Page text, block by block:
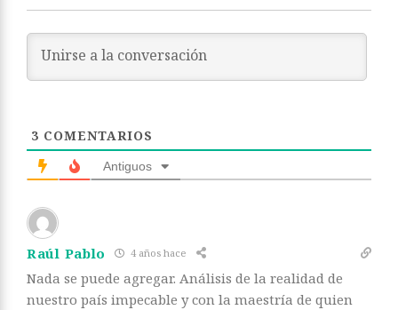
3 COMENTARIOS
Antiguos
Raúl Pablo 4 años hace
Nada se puede agregar. Análisis de la realidad de
nuestro país impecable y con la maestría de quien